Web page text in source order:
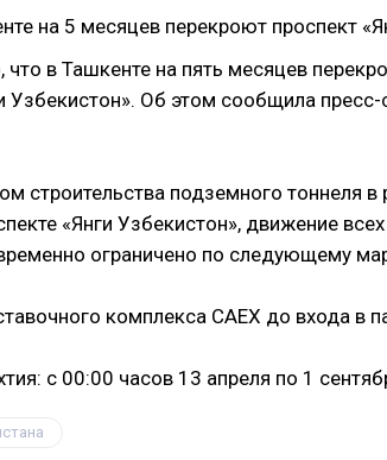
что в Ташкенте на пять месяцев
Узбекистон». Об этом сообщила
строительства подземного тоннеля
«Янги Узбекистон», движение
ограничено по следующему
комплекса CAEX до входа в
с 00:00 часов 13 апреля по 1